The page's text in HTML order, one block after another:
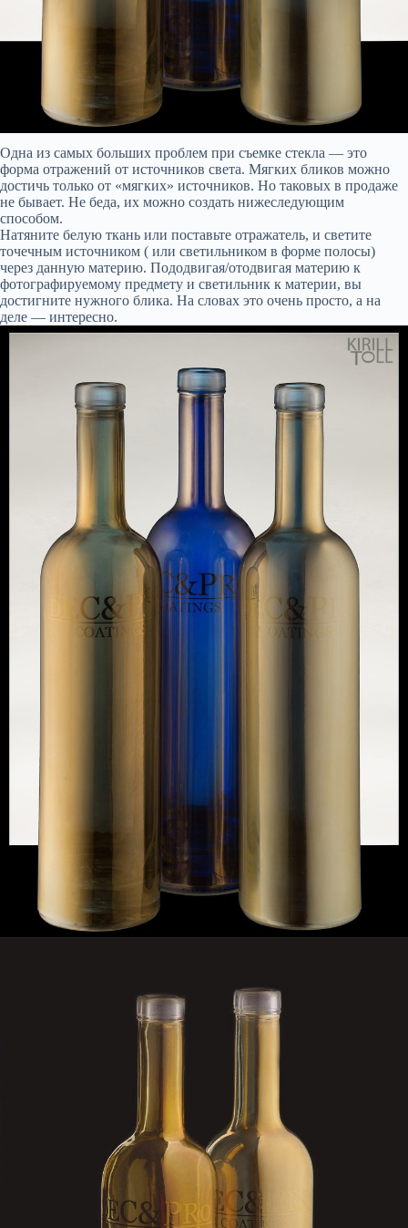
Одна из самых больших проблем при съемке стекла — это
форма отражений от источников света. Мягких бликов можно
достичь только от «мягких» источников. Но таковых в продаже
не бывает. Не беда, их можно создать нижеследующим
способом.
Натяните белую ткань или поставьте отражатель, и светите
точечным источником ( или светильником в форме полосы)
через данную материю. Пододвигая/отодвигая материю к
фотографируемому предмету и светильник к материи, вы
достигните нужного блика. На словах это очень просто, а на
деле — интересно.